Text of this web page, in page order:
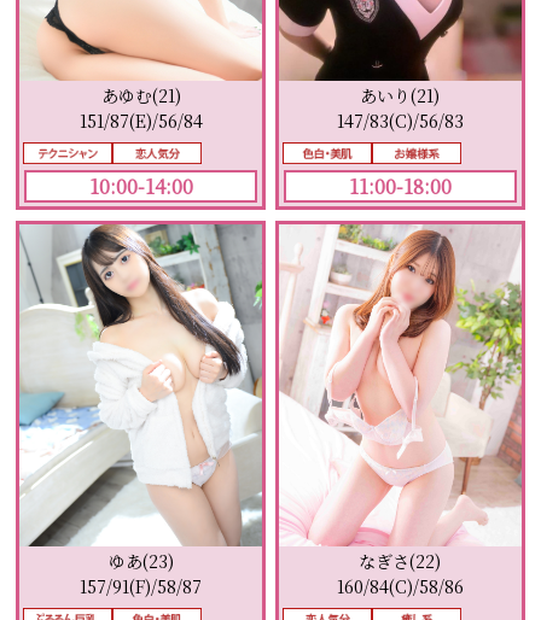
あゆむ(21)
151/87(E)/56/84
10:00-14:00
あいり(21)
147/83(C)/56/83
11:00-18:00
ゆあ(23)
157/91(F)/58/87
なぎさ(22)
160/84(C)/58/86